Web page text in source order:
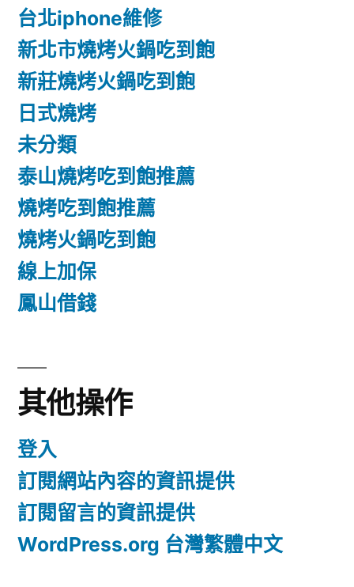
台北iphone維修
新北市燒烤火鍋吃到飽
新莊燒烤火鍋吃到飽
日式燒烤
未分類
泰山燒烤吃到飽推薦
燒烤吃到飽推薦
燒烤火鍋吃到飽
線上加保
鳳山借錢
其他操作
登入
訂閱網站內容的資訊提供
訂閱留言的資訊提供
WordPress.org 台灣繁體中文